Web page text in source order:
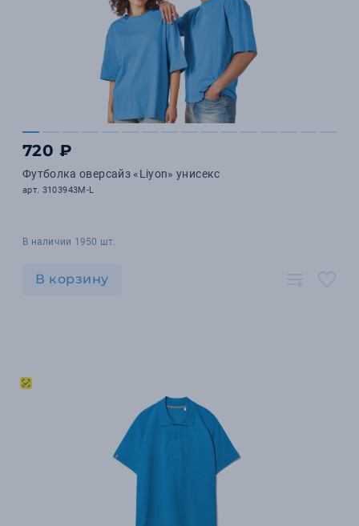
720 ₽
Футболка оверсайз «Liyon» унисекс
арт. 3103943M-L
В наличии 1950 шт.
В корзину